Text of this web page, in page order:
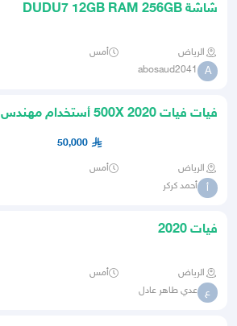
شاشة DUDU7 12GB RAM 256GB
الرياض أمس
A
abosaud2041
فيات فيات 500X 2020 أستخدام مهندس
50,000
الرياض أمس
أ أحمد كركر
فيات 2020
الرياض أمس
ع عدي طاهر عادل